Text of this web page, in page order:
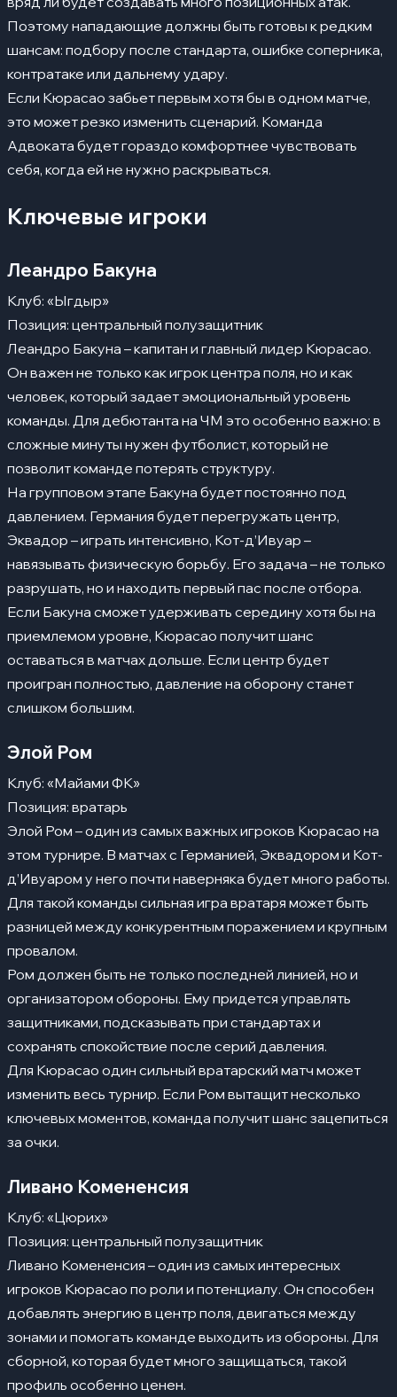
Поэтому нападающие должны быть готовы к редким
шансам: подбору после стандарта, ошибке соперника,
контратаке или дальнему удару.
Если Кюрасао забьет первым хотя бы в одном матче,
это может резко изменить сценарий. Команда
Адвоката будет гораздо комфортнее чувствовать
себя, когда ей не нужно раскрываться.
Ключевые игроки
Леандро Бакуна
Клуб: «Ыгдыр»
Позиция: центральный полузащитник
Леандро Бакуна – капитан и главный лидер Кюрасао.
Он важен не только как игрок центра поля, но и как
человек, который задает эмоциональный уровень
команды. Для дебютанта на ЧМ это особенно важно: в
сложные минуты нужен футболист, который не
позволит команде потерять структуру.
На групповом этапе Бакуна будет постоянно под
давлением. Германия будет перегружать центр,
Эквадор – играть интенсивно, Кот-д’Ивуар –
навязывать физическую борьбу. Его задача – не только
разрушать, но и находить первый пас после отбора.
Если Бакуна сможет удерживать середину хотя бы на
приемлемом уровне, Кюрасао получит шанс
оставаться в матчах дольше. Если центр будет
проигран полностью, давление на оборону станет
слишком большим.
Элой Ром
Клуб: «Майами ФК»
Позиция: вратарь
Элой Ром – один из самых важных игроков Кюрасао на
этом турнире. В матчах с Германией, Эквадором и Кот-
д’Ивуаром у него почти наверняка будет много работы.
Для такой команды сильная игра вратаря может быть
разницей между конкурентным поражением и крупным
провалом.
Ром должен быть не только последней линией, но и
организатором обороны. Ему придется управлять
защитниками, подсказывать при стандартах и
сохранять спокойствие после серий давления.
Для Кюрасао один сильный вратарский матч может
изменить весь турнир. Если Ром вытащит несколько
ключевых моментов, команда получит шанс зацепиться
за очки.
Ливано Комененсия
Клуб: «Цюрих»
Позиция: центральный полузащитник
Ливано Комененсия – один из самых интересных
игроков Кюрасао по роли и потенциалу. Он способен
добавлять энергию в центр поля, двигаться между
зонами и помогать команде выходить из обороны. Для
сборной, которая будет много защищаться, такой
профиль особенно ценен.